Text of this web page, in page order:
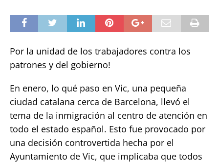
Por la unidad de los trabajadores contra los
patrones y del gobierno!
En enero, lo qué paso en Vic, una pequeña
ciudad catalana cerca de Barcelona, llevó el
tema de la inmigración al centro de atención en
todo el estado español. Esto fue provocado por
una decisión controvertida hecha por el
Ayuntamiento de Vic, que implicaba que todos